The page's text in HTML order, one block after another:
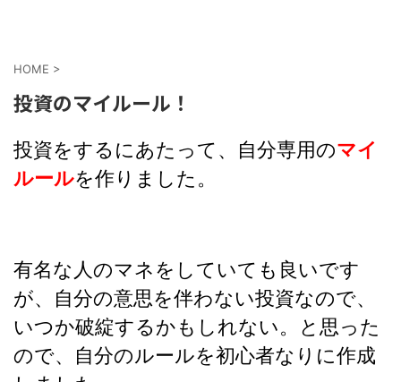
HOME >
投資のマイルール！
投資をするにあたって、自分専用のマイ
ルールを作りました。
有名な人のマネをしていても良いです
が、自分の意思を伴わない投資なので、
いつか破綻するかもしれない。と思った
ので、自分のルールを初心者なりに作成